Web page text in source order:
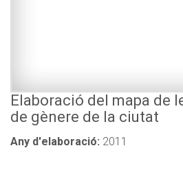
Elaboració del mapa de
de gènere de la ciutat
Any d'elaboració: 2011